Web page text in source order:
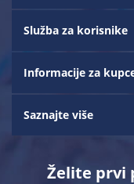
Služba za korisnike
Informacije za
Saznajte više
Želite prvi